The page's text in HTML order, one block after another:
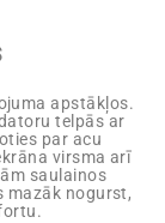
apstākļos.
telpās ar
par acu
virsma arī
saulainos
mazāk nogurst,